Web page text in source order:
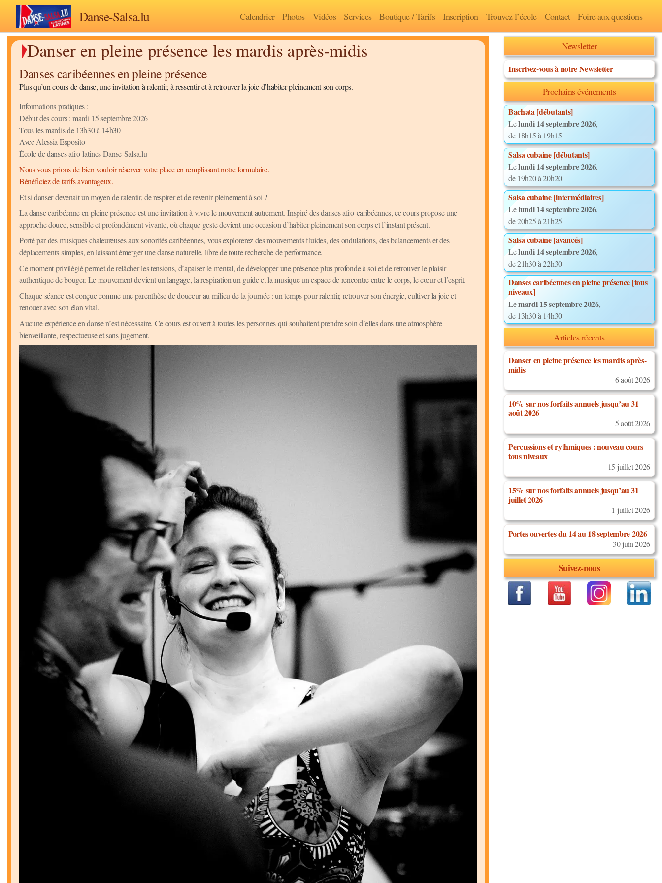
Danse-Salsa.lu Calendrier Photos Vidéos Services Boutique / Tarifs Inscription Trouvez l’école Contact Foire aux questions
Danser en pleine présence les mardis après-midis
Danses caribéennes en pleine présence
Plus qu’un cours de danse, une invitation à ralentir, à ressentir et à retrouver la joie d’habiter pleinement son corps.
Informations pratiques :
Début des cours : mardi 15 septembre 2026
Tous les mardis de 13h30 à 14h30
Avec Alessia Esposito
École de danses afro-latines Danse-Salsa.lu
Nous vous prions de bien vouloir réserver votre place en remplissant notre formulaire.
Bénéficiez de tarifs avantageux.
Et si danser devenait un moyen de ralentir, de respirer et de revenir pleinement à soi ?
La danse caribéenne en pleine présence est une invitation à vivre le mouvement autrement. Inspiré des danses afro-caribéennes, ce cours propose une
approche douce, sensible et profondément vivante, où chaque geste devient une occasion d’habiter pleinement son corps et l’instant présent.
Porté par des musiques chaleureuses aux sonorités caribéennes, vous explorerez des mouvements fluides, des ondulations, des balancements et des
déplacements simples, en laissant émerger une danse naturelle, libre de toute recherche de performance.
Ce moment privilégié permet de relâcher les tensions, d’apaiser le mental, de développer une présence plus profonde à soi et de retrouver le plaisir
authentique de bouger. Le mouvement devient un langage, la respiration un guide et la musique un espace de rencontre entre le corps, le cœur et l’esprit.
Chaque séance est conçue comme une parenthèse de douceur au milieu de la journée : un temps pour ralentir, retrouver son énergie, cultiver la joie et
renouer avec son élan vital.
Aucune expérience en danse n’est nécessaire. Ce cours est ouvert à toutes les personnes qui souhaitent prendre soin d’elles dans une atmosphère
bienveillante, respectueuse et sans jugement.
Newsletter
Inscrivez-vous à notre Newsletter
Prochains événements
Bachata [débutants]
Lelundi 14 septembre 2026,
de 18h15 à 19h15
Salsa cubaine [débutants]
Lelundi 14 septembre 2026,
de 19h20 à 20h20
Salsa cubaine [intermédiaires]
Lelundi 14 septembre 2026,
de 20h25 à 21h25
Salsa cubaine [avancés]
Lelundi 14 septembre 2026,
de 21h30 à 22h30
Danses caribéennes en pleine présence [tous
niveaux]
Lemardi 15 septembre 2026,
de 13h30 à 14h30
Articles récents
Danser en pleine présence les mardis après-
midis
6 août 2026
10% sur nos forfaits annuels jusqu’au 31
août 2026
5 août 2026
Percussions et rythmiques : nouveau cours
tous niveaux
15 juillet 2026
15% sur nos forfaits annuels jusqu’au 31
juillet 2026
1 juillet 2026
Portes ouvertes du 14 au 18 septembre 2026
30 juin 2026
Suivez-nous